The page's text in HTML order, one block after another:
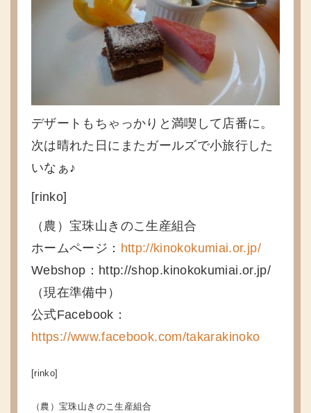
デザートもちゃっかりと満喫して店番に。
次は晴れた日にまたガールズで小旅行した
いなぁ♪
[rinko]
（農）宝珠山きのこ生産組合
ホームページ： http://kinokokumiai.or.jp/
Webshop：http://shop.kinokokumiai.or.jp/
（現在準備中）
公式Facebook：
https://www.facebook.com/takarakinoko
[rinko]
（農）宝珠山きのこ生産組合